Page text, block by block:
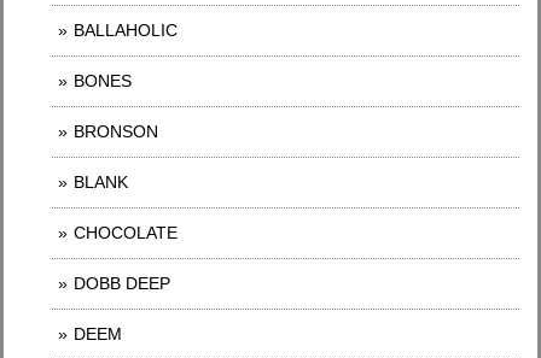
BALLAHOLIC
BONES
BRONSON
BLANK
CHOCOLATE
DOBB DEEP
DEEM